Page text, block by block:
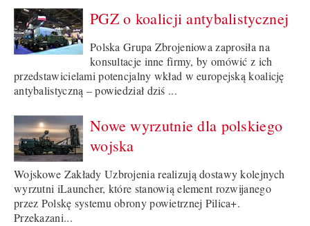
PGZ o koalicji antybalistycznej
Polska Grupa Zbrojeniowa zaprosiła na
konsultacje inne firmy, by omówić z ich
przedstawicielami potencjalny wkład w europejską koalicję
antybalistyczną – powiedział dziś ...
Nowe wyrzutnie dla polskiego
wojska
Wojskowe Zakłady Uzbrojenia realizują dostawy kolejnych
wyrzutni iLauncher, które stanowią element rozwijanego
przez Polskę systemu obrony powietrznej Pilica+.
Przekazani...